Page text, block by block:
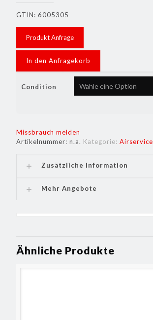
GTIN: 6005305
Produkt Anfrage
In den Anfragekorb
Condition
Missbrauch melden
Artikelnummer: n.a. Kategorie: Airservice
Zusätzliche Information
Mehr Angebote
Ähnliche Produkte